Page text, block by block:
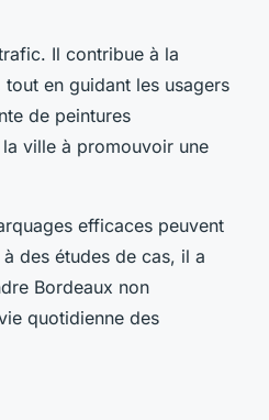
Il contribue à la
en guidant les usagers
de peintures
ville à promouvoir une
efficaces peuvent
des études de cas, il a
Bordeaux non
quotidienne des